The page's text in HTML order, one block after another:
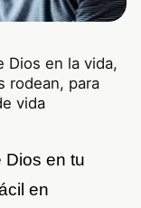
Dios en la vida,
rodean, para
vida
Dios en tu
en